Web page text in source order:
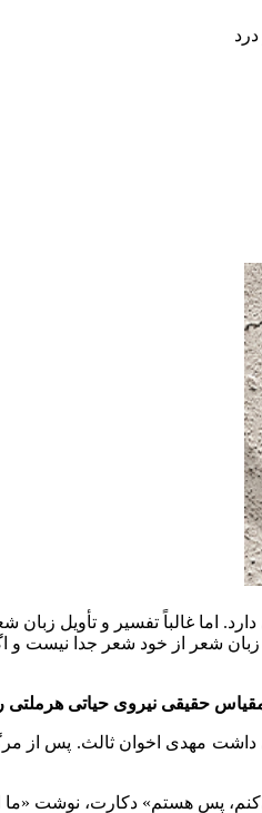
اما غالباً تفسیر و تأویل زبان
شعر از خود شعر جدا نیست و
حقیقی نیروی حیاتی
مهدی اخوان ثالث. پس از
پس هستم» دکارت، نوشت «ما